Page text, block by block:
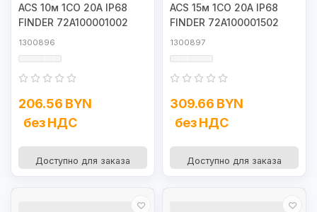
ACS 10м 1CO 20А IP68
FINDER 72A100001002
1300896
206.56 BYN
без НДС
Доступно для заказа
ACS 15м 1CO 20А IP68
FINDER 72A100001502
1300897
309.66 BYN
без НДС
Доступно для заказа